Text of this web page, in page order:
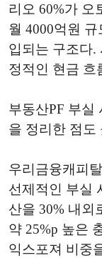
리오 60%가 오
월 4000억원
입되는 구조다.
정적인 현금 흐
부동산PF 부실
을 정리한 점도
우리금융캐피
선제적인 부실
산을 30% 내외
약 25%p 높은
익스포져 비중